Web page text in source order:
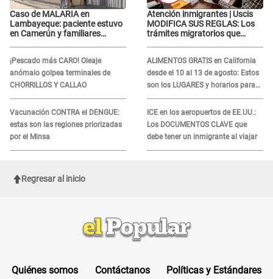
Caso de MALARIA en
Lambayeque: paciente estuvo
en Camerún y familiares
¡Pescado más CARO! Oleaje
anómalo golpea terminales de
CHORRILLOS Y CALLAO
Vacunación CONTRA el DENGUE:
estas son las regiones priorizadas
por el Minsa
Atención inmigrantes | Uscis
MODIFICA SUS REGLAS: Los
trámites migratorios que
ALIMENTOS GRATIS en California
desde el 10 al 13 de agosto: Estos
son los LUGARES y horarios para
recibir la ayuda
ICE en los aeropuertos de EE.UU.:
Los DOCUMENTOS CLAVE que
debe tener un inmigrante al viajar
Regresar al inicio
Quiénes somos Contáctanos
Políticas y Estándares